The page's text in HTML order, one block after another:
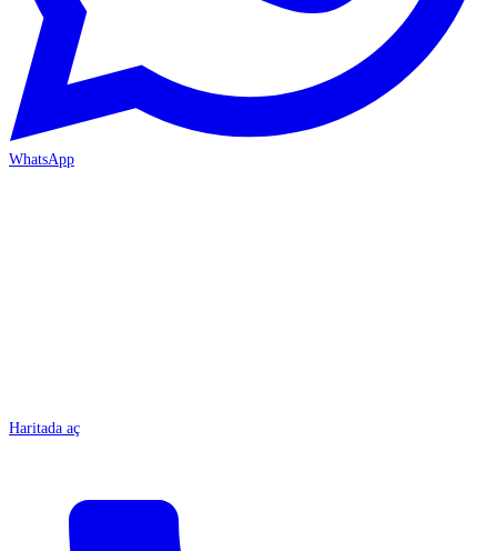
WhatsApp
Haritada aç